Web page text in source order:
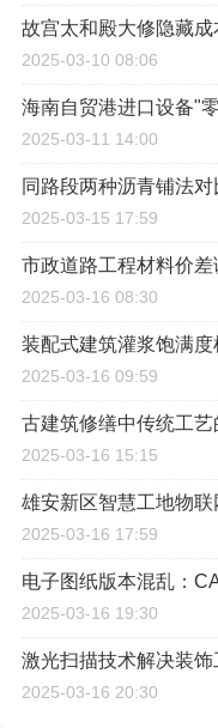
故宫太和殿大修隐藏
2025-03-10 08:06
海南自贸港进口设备"
2025-03-11 14:00
同路段两种沥青铺法
2025-03-15 17:59
市政道路工程材料价
2025-03-16 08:30
装配式建筑灌浆饱满
2025-03-16 09:59
古建筑修缮中传统工艺
2025-03-16 15:15
雄安新区智慧工地物
2025-03-16 17:59
电子图纸版本混乱：
2025-03-16 19:30
激光扫描技术解决装
2025-03-16 20:30